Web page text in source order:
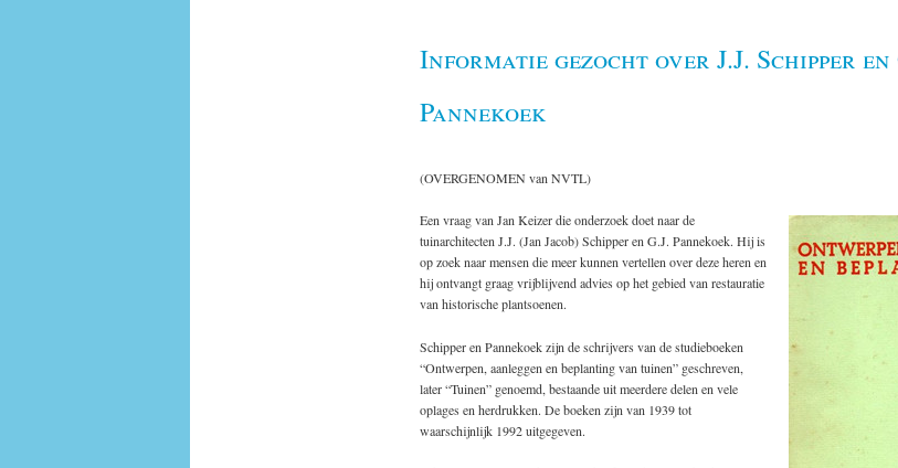
Informatie gezocht over J.J. Schipper en
Pannekoek
(OVERGENOMEN van NVTL)
Een vraag van Jan Keizer die onderzoek doet naar de
tuinarchitecten J.J. (Jan Jacob) Schipper en G.J. Pannekoek. Hij is
op zoek naar mensen die meer kunnen vertellen over deze heren en
hij ontvangt graag vrijblijvend advies op het gebied van restauratie
van historische plantsoenen.
Schipper en Pannekoek zijn de schrijvers van de studieboeken
“Ontwerpen, aanleggen en beplanting van tuinen” geschreven,
later “Tuinen” genoemd, bestaande uit meerdere delen en vele
oplages en herdrukken. De boeken zijn van 1939 tot
waarschijnlijk 1992 uitgegeven.